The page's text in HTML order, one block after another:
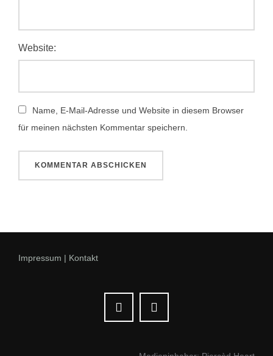
Website:
Name, E-Mail-Adresse und Website in diesem Browser
für meinen nächsten Kommentar speichern.
Impressum | Kontakt